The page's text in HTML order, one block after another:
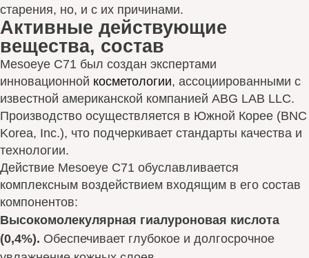
старения, но, и с их причинами.
Активные действующие
вещества, состав
Mesoeye C71 был создан экспертами
инновационной косметологии, ассоциированными с
известной американской компанией ABG LAB LLC.
Производство осуществляется в Южной Корее (BNC
Korea, Inc.), что подчеркивает стандарты качества и
технологии.
Действие Mesoeye C71 обуславливается
комплексным воздействием входящим в его состав
компонентов:
Высокомолекулярная гиалуроновая кислота
(0,4%). Обеспечивает глубокое и долгосрочное